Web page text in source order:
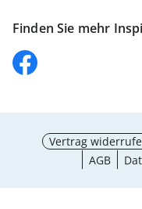
Finden Sie mehr
Vertrag
AGB